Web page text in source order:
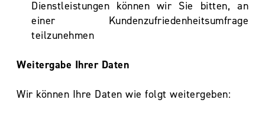
Dienstleistungen können wir Sie bitten, an
einer Kundenzufriedenheitsumfrage
teilzunehmen
Weitergabe Ihrer Daten
Wir können Ihre Daten wie folgt weitergeben: